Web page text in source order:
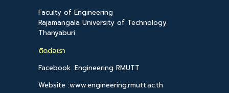
Faculty of Engineering
Rajamangala University of Technology
Thanyaburi
ติดต่อเรา
Facebook :Engineering RMUTT
Website :www.engineering.rmutt.ac.th